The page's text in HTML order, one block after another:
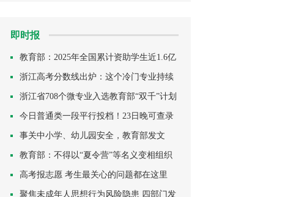
即时报
教育部：2025年全国累计资助学生近1.6亿
人次
浙江高考分数线出炉：这个冷门专业持续
走俏
浙江省708个微专业入选教育部“双千”计划
今日普通类一段平行投档！23日晚可查录
取情况
事关中小学、幼儿园安全，教育部发文
教育部：不得以“夏令营”等名义变相组织
考试
高考报志愿 考生最关心的问题都在这里
聚焦未成年人思想行为风险隐患 四部门发